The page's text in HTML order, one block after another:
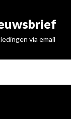
via email